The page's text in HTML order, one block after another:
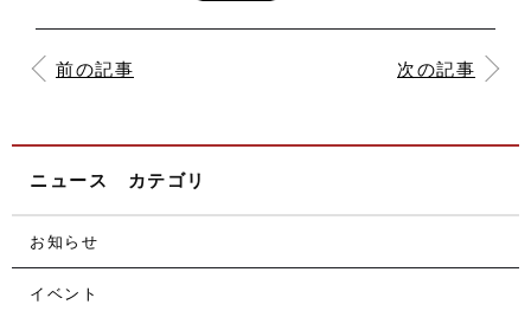
前の記事 次の記事
ニュース カテゴリ
お知らせ
イベント